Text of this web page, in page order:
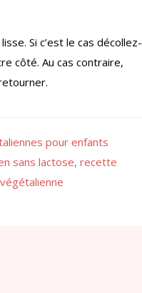
Si c’est le cas décollez-
côté. Au cas contraire,
pour enfants
sans lactose, recette